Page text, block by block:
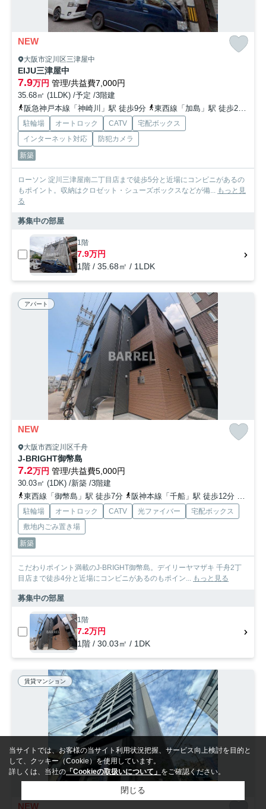
NEW
大阪市淀川区三津屋中
EIJU三津屋中
7.9万円 管理/共益費7,000円
35.68㎡ (1LDK) /予定 /3階建
阪急神戸本線「神崎川」駅 徒歩9分
東西線「加島」駅 徒歩21分
駐輪場 オートロック CATV
宅配ボックス
インターネット対応
防犯カメラ
新築
ローソン 淀川三津屋南二丁目店まで徒歩5分と近場にコンビニがあるの
もポイント。収納はクロゼット・シューズボックスなどが備...
もっと見
る
募集中の部屋
1階
7.9万円
1階 / 35.68㎡ / 1LDK
アパート
NEW
大阪市西淀川区千舟
J-BRIGHT御幣島
7.2万円 管理/共益費5,000円
30.03㎡ (1DK) /新築 /3階建
東西線「御幣島」駅 徒歩7分
阪神本線「千船」駅 徒歩12分
駐輪場 オートロック CATV 光ファイバー
宅配ボックス
敷地内ごみ置き場
新築
こだわりポイント満載のJ-BRIGHT御幣島。デイリーヤマザキ 千舟2丁
目店まで徒歩4分と近場にコンビニがあるのもポイン...
もっと見る
募集中の部屋
1階
7.2万円
1階 / 30.03㎡ / 1DK
賃貸マンション
NEW
当サイトでは、お客様の当サイト利用状況把握、サービス向上検討を目的と
して、クッキー（Cookie）を使用しています。
詳しくは、当社の「Cookieの取扱いについて」 をご確認ください。
閉じる